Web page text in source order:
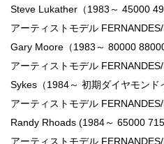
Steve Lukather（1983～ 45000
アーティストモデル
Gary Moore（1983～ 80000
アーティストモデル
Sykes（1984～ 初期ダイヤモン
アーティストモデル
Randy Rhoads (1984～ 65000
アーティストモデル